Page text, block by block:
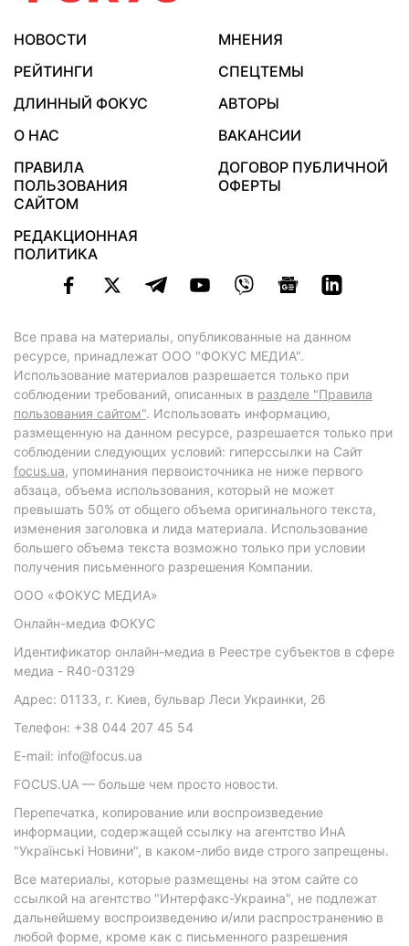
НОВОСТИ
МНЕНИЯ
РЕЙТИНГИ
СПЕЦТЕМЫ
ДЛИННЫЙ ФОКУС
АВТОРЫ
О НАС
ВАКАНСИИ
ПРАВИЛА
ПОЛЬЗОВАНИЯ
САЙТОМ
ДОГОВОР ПУБЛИЧНОЙ
ОФЕРТЫ
РЕДАКЦИОННАЯ
ПОЛИТИКА
Все права на материалы, опубликованные на данном
ресурсе, принадлежат ООО "ФОКУС МЕДИА".
Использование материалов разрешается только при
соблюдении требований, описанных в разделе "Правила
пользования сайтом". Использовать информацию,
размещенную на данном ресурсе, разрешается только при
соблюдении следующих условий: гиперссылки на Сайт
focus.ua, упоминания первоисточника не ниже первого
абзаца, объема использования, который не может
превышать 50% от общего объема оригинального текста,
изменения заголовка и лида материала. Использование
большего объема текста возможно только при условии
получения письменного разрешения Компании.
ООО «ФОКУС МЕДИА»
Онлайн-медиа ФОКУС
Идентификатор онлайн-медиа в Реестре субъектов в сфере
медиа - R40-03129
Адрес: 01133, г. Киев, бульвар Леси Украинки, 26
Телефон: +38 044 207 45 54
E-mail: info@focus.ua
FOCUS.UA — больше чем просто новости.
Перепечатка, копирование или воспроизведение
информации, содержащей ссылку на агентство ИнА
"Українські Новини", в каком-либо виде строго запрещены.
Все материалы, которые размещены на этом сайте со
ссылкой на агентство "Интерфакс-Украина", не подлежат
дальнейшему воспроизведению и/или распространению в
любой форме, кроме как с письменного разрешения